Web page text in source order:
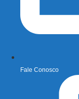
Fale Conosco